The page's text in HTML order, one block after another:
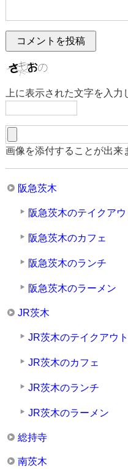
上に表示された文字を入力
画像を添付することが出来
阪急茨木
阪急茨木のテイクアウ
阪急茨木のカフェ
阪急茨木のランチ
阪急茨木のラーメン
JR茨木
JR茨木のテイクアウト
JR茨木のカフェ
JR茨木のランチ
JR茨木のラーメン
総持寺
南茨木